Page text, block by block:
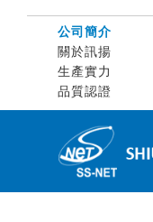
公司簡介
關於訊揚
生產實力
品質認證